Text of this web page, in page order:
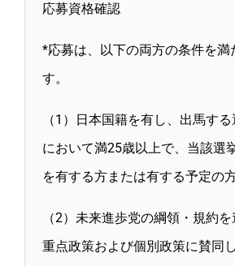
応募資格確認
*応募は、以下の両方の条件を満
す。
（1）日本国籍を有し、出馬す
において満25歳以上で、当該選
を有する方または有する予定の
（2）未来進歩党の綱領・規約
重点政策および個別政策に賛同